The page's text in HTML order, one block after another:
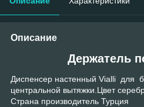
Описание
Держатель
Диспенсер настенный Vialli для
центральной вытяжки.Цвет
Страна производитель Турция